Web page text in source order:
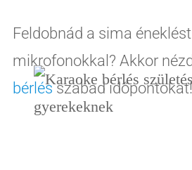
Feldobnád a sima
mikrofonokkal? Akkor
bérlésszabad időpontokat!